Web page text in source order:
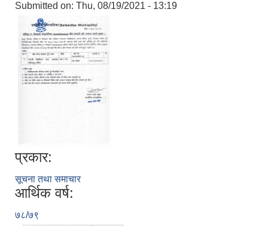
Submitted on: Thu, 08/19/2021 - 13:19
प्रकार:
सूचना तथा समाचार
आर्थिक वर्ष:
७८/७९